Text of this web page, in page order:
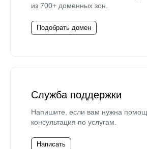
из 700+ доменных зон.
Подобрать домен
Служба поддержки
Напишите, если вам нужна
консультация по услугам.
Написать